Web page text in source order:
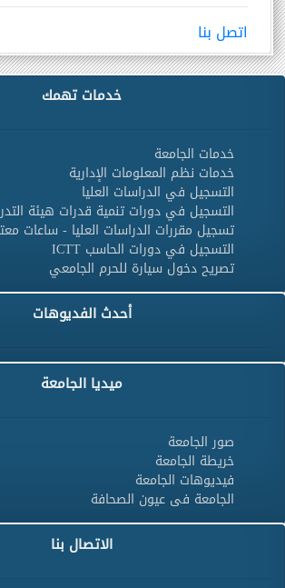
اتصل بنا
خدمات تهمك
خدمات الجامعة
خدمات نظم المعلومات الإدارية
التسجيل في الدراسات العليا
التسجيل في دورات تنمية قدرات هيئة
تسجيل مقررات الدراسات العليا - ساعات
التسجيل في دورات الحاسب ICTT
تصريح دخول سيارة للحرم الجامعي
أحدث الفديوهات
ميديا الجامعة
صور الجامعة
خريطة الجامعة
فيديوهات الجامعة
الجامعة فى عيون الصحافة
الاتصال بنا